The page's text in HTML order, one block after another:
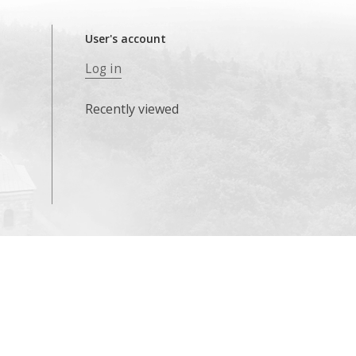
User's account
Log in
Recently viewed